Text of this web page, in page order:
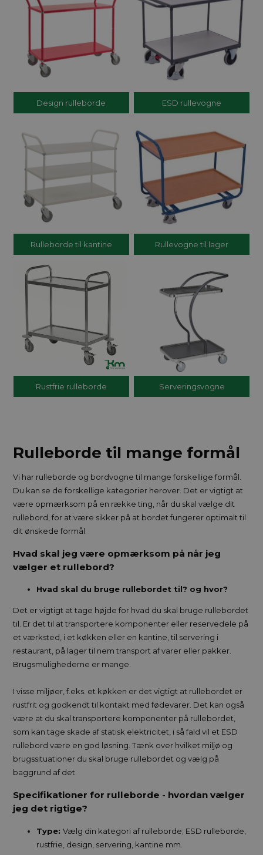
Design rulleborde ESD rullevogne
Rulleborde til kantine Rullevogne til lager
Rustfrie rulleborde Serveringsvogne
Rulleborde til mange formål
Vi har rulleborde og bordvogne til mange forskellige formål.
Du kan se de forskellige kategorier herover. Det er vigtigt at
være opmærksom på en række ting, når du skal vælge dit
rullebord, for at være sikker på at bordet fungerer optimalt til
dit ønskede formål.
Hvad skal jeg være opmærksom på når jeg
vælger et rullebord?
Hvad skal du bruge rullebordet til? og hvor?
Det er vigtigt at tage højde for hvad du skal bruge rullebordet
til. Er det til at transportere komponenter eller reservedele på
et værksted, i et køkken eller en kantine, til servering i
restaurant, på lager til nem transport af varer eller pakker.
Brugsmulighederne er mange.
I visse miljøer, f.eks. et køkken er det vigtigt at rullebordet er
rustfrit og godkendt til kontakt med fødevarer. Det kan også
være at du skal transportere komponenter på rullebordet,
som kan tage skade af statisk elektricitet, i så fald vil et ESD
rullebord være en god løsning. Tænk over hvilket miljø og
brugssituationer du skal bruge rullebordet og vælg på
baggrund af det.
Specifikationer for rulleborde - hvordan vælger
jeg det rigtige?
Type:Vælg din kategori af rulleborde; ESD rulleborde,
rustfrie, design, servering, kantine mm.